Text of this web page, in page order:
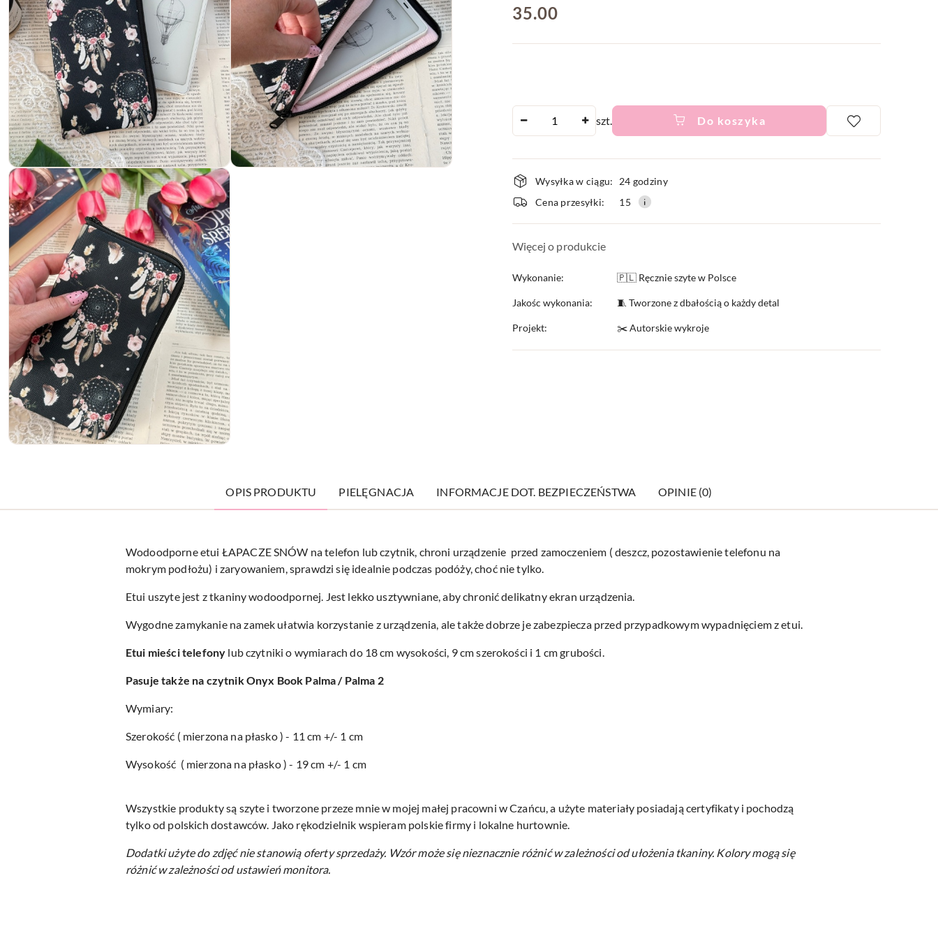
cena:
35.00
szt. Do koszyka
Dostępność
i
dostawa
Wysyłka w ciągu:
24 godziny
Cena przesyłki:
15
Więcej o produkcie
Wykonanie: 🇵🇱 Ręcznie szyte w Polsce
Jakośc wykonania: 🧵 Tworzone z dbałością o każdy detal
Projekt: ✂️ Autorskie wykroje
OPIS PRODUKTU PIELĘGNACJA INFORMACJE DOT. BEZPIECZEŃSTWA OPINIE (0)
Wodoodporne etui ŁAPACZE SNÓW na telefon lub czytnik, chroni urządzenie przed zamoczeniem ( deszcz, pozostawienie telefonu na
mokrym podłożu) i zaryowaniem, sprawdzi się idealnie podczas podóży, choć nie tylko.
Etui uszyte jest z tkaniny wodoodpornej. Jest lekko usztywniane, aby chronić delikatny ekran urządzenia.
Wygodne zamykanie na zamek ułatwia korzystanie z urządzenia, ale także dobrze je zabezpiecza przed przypadkowym wypadnięciem z etui.
Etui mieści telefony lub czytniki o wymiarach do 18 cm wysokości, 9 cm szerokości i 1 cm grubości.
Pasuje także na czytnik Onyx Book Palma / Palma 2
Wymiary:
Szerokość ( mierzona na płasko ) - 11 cm +/- 1 cm
Wysokość ( mierzona na płasko ) - 19 cm +/- 1 cm
Wszystkie produkty są szyte i tworzone przeze mnie w mojej małej pracowni w Czańcu, a użyte materiały posiadają certyfikaty i pochodzą
tylko od polskich dostawców. Jako rękodzielnik wspieram polskie firmy i lokalne hurtownie.
Dodatki użyte do zdjęć nie stanowią oferty sprzedaży. Wzór może się nieznacznie różnić w zależności od ułożenia tkaniny. Kolory mogą się
różnić w zależności od ustawień monitora.